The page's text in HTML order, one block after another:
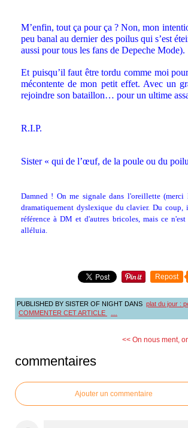
M’enfin, tout ça pour ça ? Non, mon
peu banal au dernier des poilus qui s’est
aussi pour tous les fans de Depeche Mode).
Et puisqu’il faut être tordu comme moi
mécontente de mon petit effet. Avec un
rejoindre son bataillon… pour un ultime
R.I.P.
Sister « qui de l’œuf, de la poule ou du
Damned ! On me signale dans l'oreillette
dramatiquement dyslexique du clavier. Du
référence à DM et d'autres bricoles, mais ce
alléluia.
Repost
PUBLISHED BY SISTER OF NIGHT DANS plat du jour :
COMMENTER CET ARTICLE
<< On nous ment,
commentaires
Ajouter un commentaire